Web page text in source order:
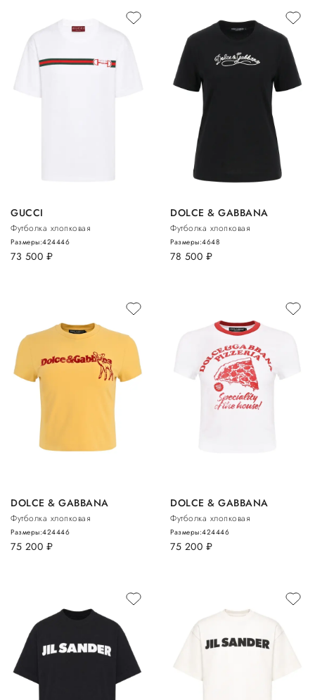
GUCCI
Футболка хлопковая
73 500 руб.
Размеры:424446
DOLCE & GABBANA
Футболка хлопковая
78 500 руб.
Размеры:4648
DOLCE & GABBANA
Футболка хлопковая
75 200 руб.
Размеры:424446
DOLCE & GABBANA
Футболка хлопковая
75 200 руб.
Размеры:424446